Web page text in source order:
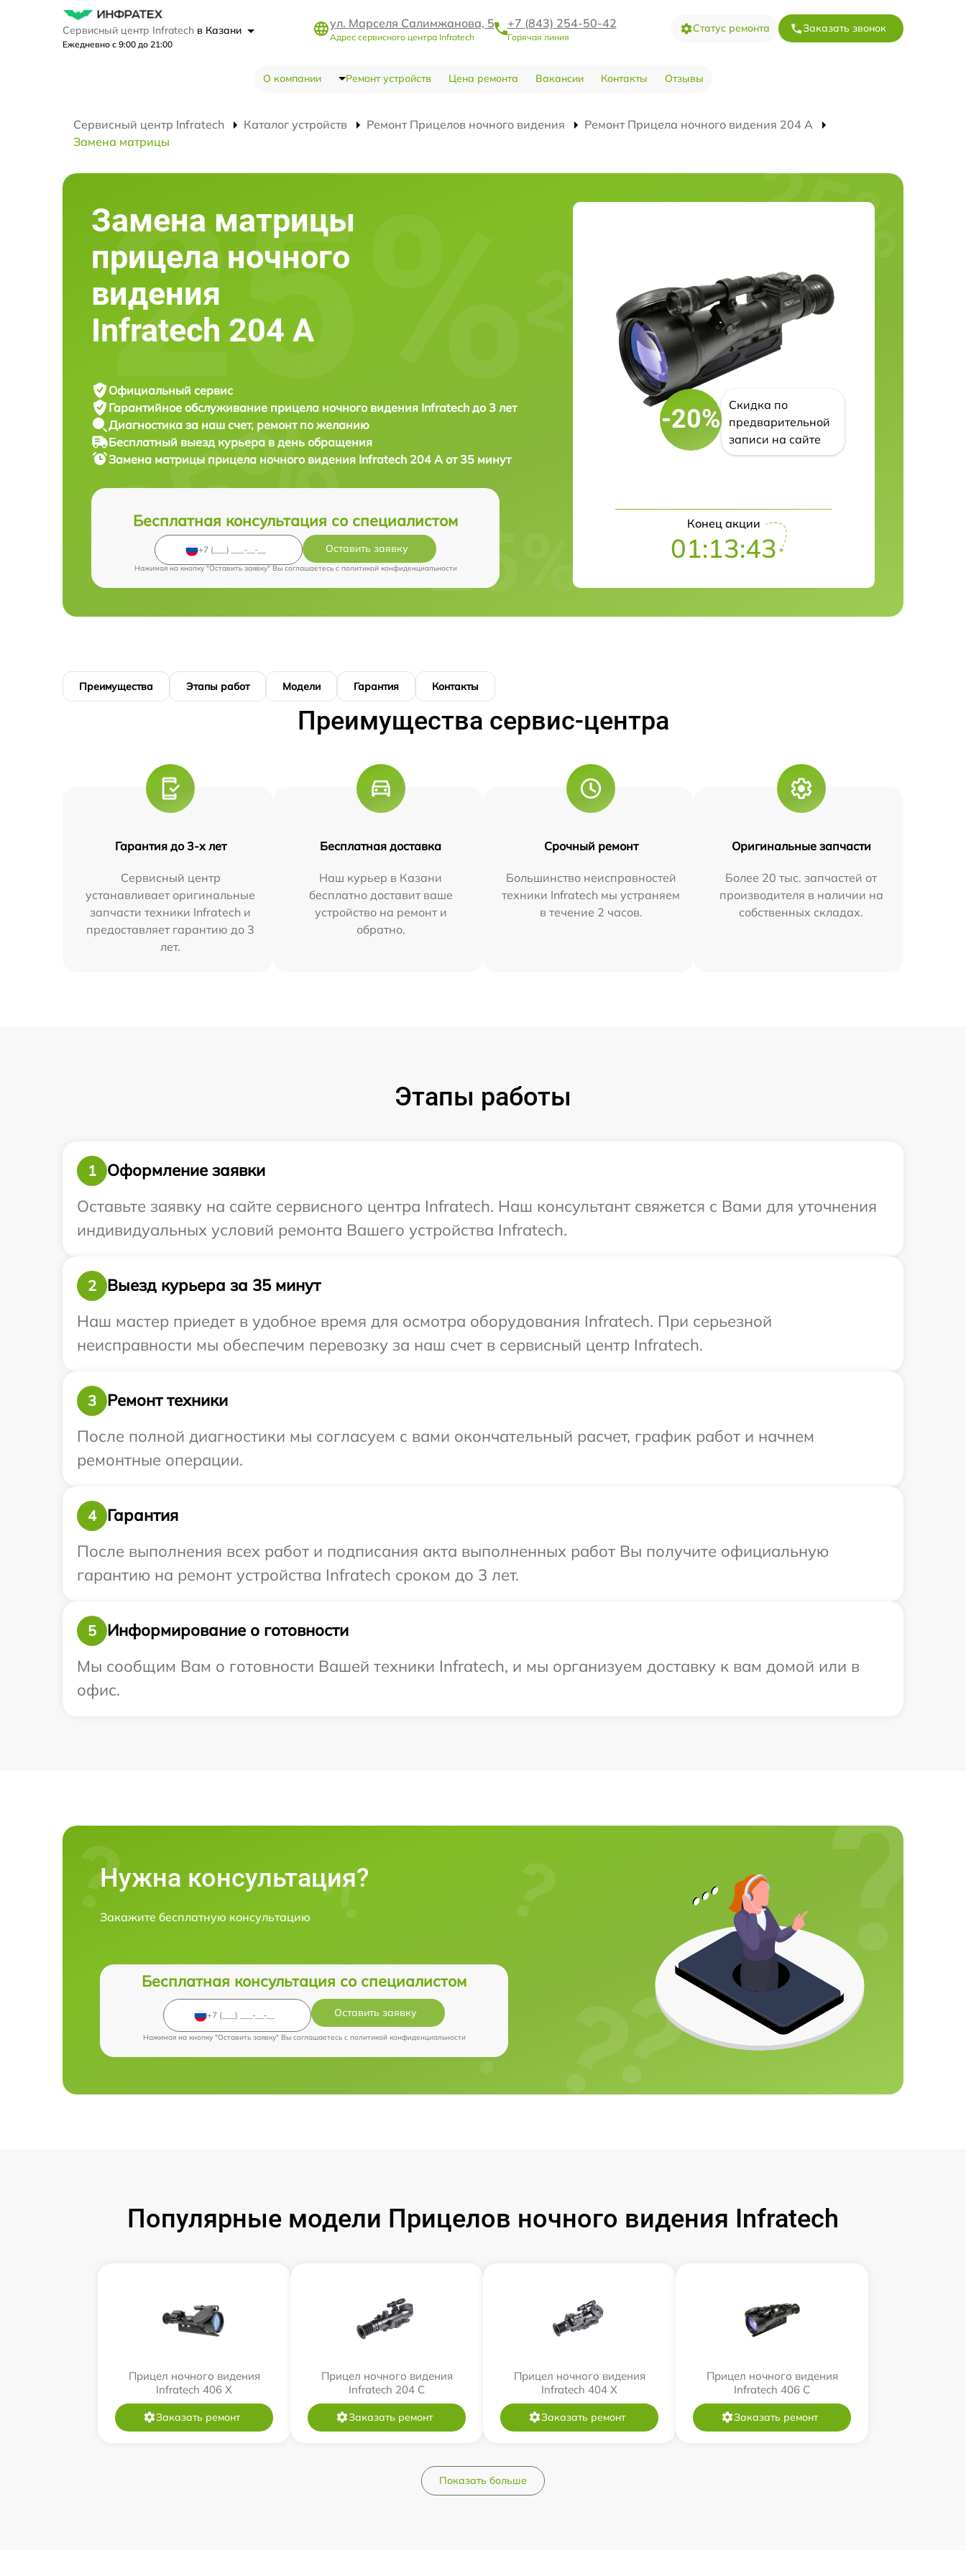
Сервисный центр Infratech в Казани
Ежедневно с 9:00 до 21:00
ул. Марселя Салимжанова, 5
Адрес сервисного центра Infratech
+7 (843) 254-50-42
Горячая линия
Статус ремонта Заказать звонок
О компании Ремонт устройств Цена ремонта Вакансии Контакты Отзывы
Сервисный центр Infratech Каталог устройств Ремонт Прицелов ночного видения
Ремонт Прицела ночного видения 204 А
Замена матрицы
Замена матрицы
прицела ночного
видения
Infratech 204 А
Официальный сервис
Гарантийное обслуживание прицела ночного видения Infratech до 3 лет
Диагностика за наш счет, ремонт по желанию
Бесплатный выезд курьера в день обращения
Замена матрицы прицела ночного видения Infratech 204 А от 35 минут
Бесплатная консультация со специалистом
Оставить заявку
Нажимая на кнопку "Оставить заявку" Вы соглашаетесь c политикой конфиденциальности
-20%
Скидка по
предварительной
записи на сайте
Конец акции
01:13:41
Преимущества Этапы работ Модели Гарантия Контакты
Преимущества сервис-центра
Гарантия до 3-х лет
Сервисный центр
устанавливает оригинальные
запчасти техники Infratech и
предоставляет гарантию до 3
лет.
Бесплатная доставка
Наш курьер в Казани
бесплатно доставит ваше
устройство на ремонт и
обратно.
Срочный ремонт
Большинство неисправностей
техники Infratech мы устраняем
в течение 2 часов.
Оригинальные запчасти
Более 20 тыс. запчастей от
производителя в наличии на
собственных складах.
Этапы работы
1
Оформление заявки
Оставьте заявку на сайте сервисного центра Infratech. Наш консультант свяжется с Вами для уточнения
индивидуальных условий ремонта Вашего устройства Infratech.
2
Выезд курьера за 35 минут
Наш мастер приедет в удобное время для осмотра оборудования Infratech. При серьезной
неисправности мы обеспечим перевозку за наш счет в сервисный центр Infratech.
3
Ремонт техники
После полной диагностики мы согласуем с вами окончательный расчет, график работ и начнем
ремонтные операции.
4
Гарантия
После выполнения всех работ и подписания акта выполненных работ Вы получите официальную
гарантию на ремонт устройства Infratech сроком до 3 лет.
5
Информирование о готовности
Мы сообщим Вам о готовности Вашей техники Infratech, и мы организуем доставку к вам домой или в
офис.
Нужна консультация?
Закажите бесплатную консультацию
Бесплатная консультация со специалистом
Оставить заявку
Нажимая на кнопку "Оставить заявку" Вы соглашаетесь c политикой конфиденциальности
Популярные модели Прицелов ночного видения Infratech
Прицел ночного видения
Infratech 406 Х
Заказать ремонт
Прицел ночного видения
Infratech 204 С
Заказать ремонт
Прицел ночного видения
Infratech 404 Х
Заказать ремонт
Прицел ночного видения
Infratech 406 С
Заказать ремонт
Показать больше